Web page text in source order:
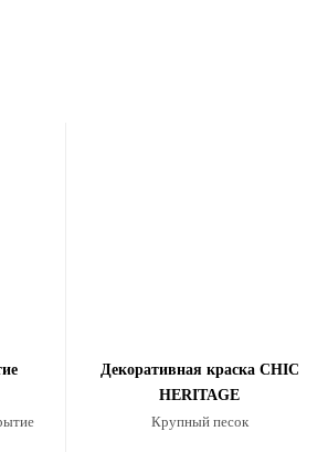
Декоративная краска CHIC
HERITAGE
Крупный песок